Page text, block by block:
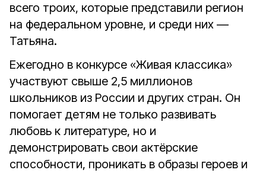
всего троих, которые представили регион
на федеральном уровне, и среди них —
Татьяна.
Ежегодно в конкурсе «Живая классика»
участвуют свыше 2,5 миллионов
школьников из России и других стран. Он
помогает детям не только развивать
любовь к литературе, но и
демонстрировать свои актёрские
способности, проникать в образы героев и